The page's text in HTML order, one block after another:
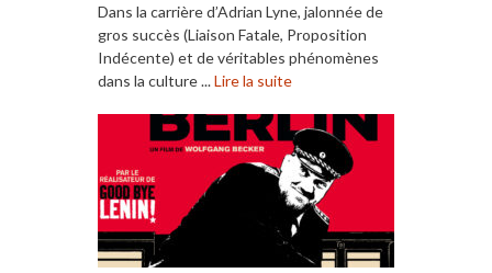
Dans la carrière d’Adrian Lyne, jalonnée de
gros succès (Liaison Fatale, Proposition
Indécente) et de véritables phénomènes
dans la culture ...Lire la suite